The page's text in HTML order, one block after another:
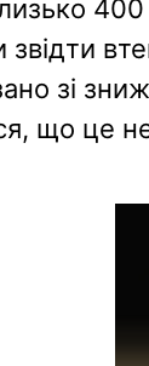
звідти
зі
що це